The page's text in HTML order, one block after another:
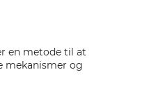
en metode til at
mekanismer og